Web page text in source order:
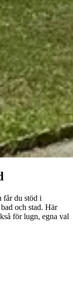
får du stöd i
och stad. Här
för lugn, egna val